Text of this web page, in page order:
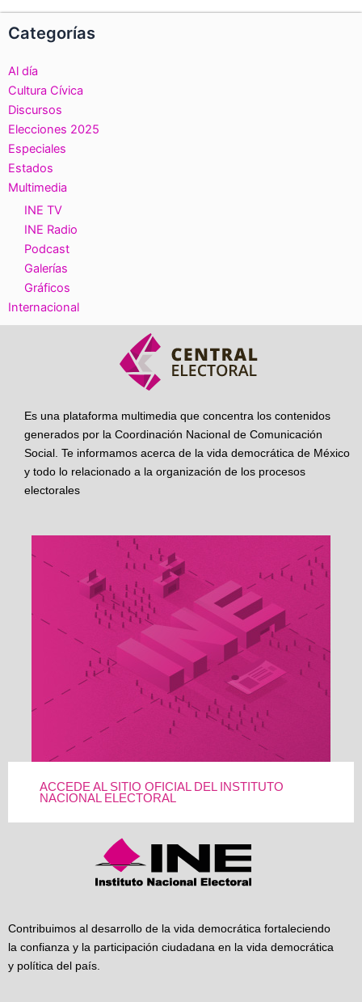
Categorías
Al día
Cultura Cívica
Discursos
Elecciones 2025
Especiales
Estados
Multimedia
INE TV
INE Radio
Podcast
Galerías
Gráficos
Internacional
Es una plataforma multimedia que concentra los contenidos
generados por la Coordinación Nacional de Comunicación
Social. Te informamos acerca de la vida democrática de México
y todo lo relacionado a la organización de los procesos
electorales
ACCEDE AL SITIO OFICIAL DEL INSTITUTO
NACIONAL ELECTORAL
Contribuimos al desarrollo de la vida democrática fortaleciendo
la confianza y la participación ciudadana en la vida democrática
y política del país.